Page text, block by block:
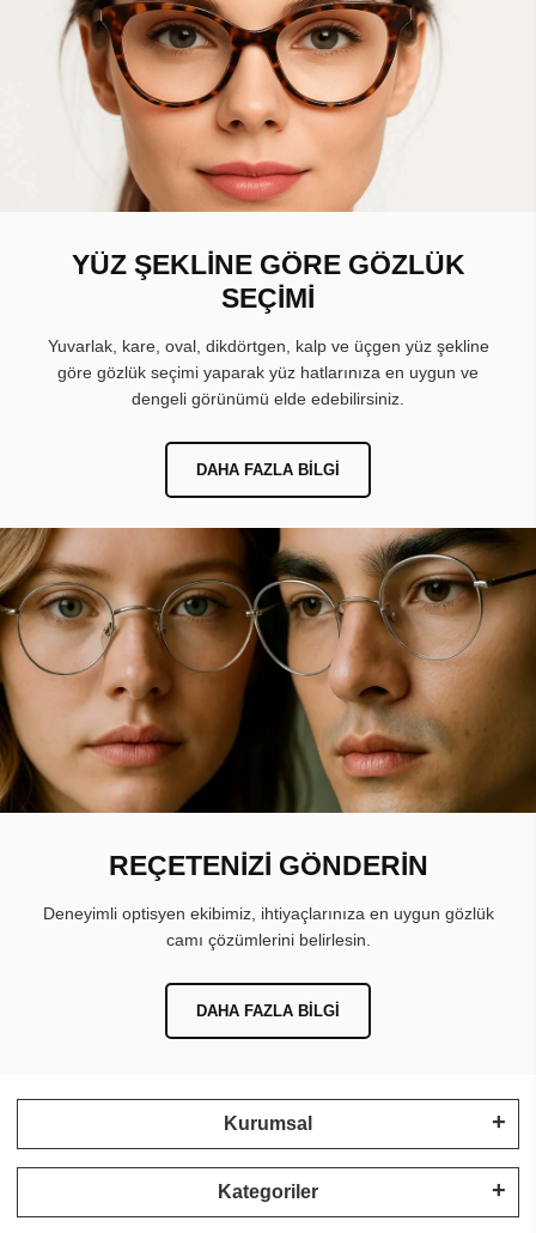
YÜZ ŞEKLİNE GÖRE GÖZLÜK
SEÇİMİ
Yuvarlak, kare, oval, dikdörtgen, kalp ve üçgen yüz şekline
göre gözlük seçimi yaparak yüz hatlarınıza en uygun ve
dengeli görünümü elde edebilirsiniz.
DAHA FAZLA BILGI
REÇETENİZİ GÖNDERİN
Deneyimli optisyen ekibimiz, ihtiyaçlarınıza en uygun gözlük
camı çözümlerini belirlesin.
DAHA FAZLA BILGI
Kurumsal
Kategoriler